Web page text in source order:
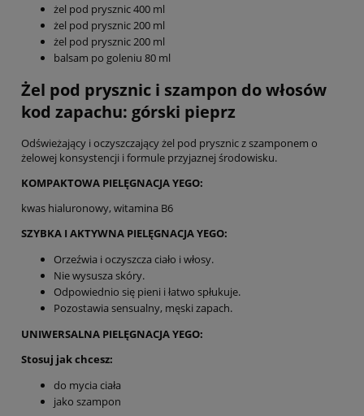
żel pod prysznic 400 ml
żel pod prysznic 200 ml
żel pod prysznic 200 ml
balsam po goleniu 80 ml
Żel pod prysznic i szampon do włosów
kod zapachu: górski pieprz
Odświeżający i oczyszczający żel pod prysznic z szamponem o
żelowej konsystencji i formule przyjaznej środowisku.
KOMPAKTOWA PIELĘGNACJA YEGO:
kwas hialuronowy, witamina B6
SZYBKA I AKTYWNA PIELĘGNACJA YEGO:
Orzeźwia i oczyszcza ciało i włosy.
Nie wysusza skóry.
Odpowiednio się pieni i łatwo spłukuje.
Pozostawia sensualny, męski zapach.
UNIWERSALNA PIELĘGNACJA YEGO:
Stosuj jak chcesz:
do mycia ciała
jako szampon